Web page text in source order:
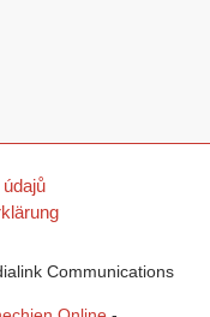
Communications